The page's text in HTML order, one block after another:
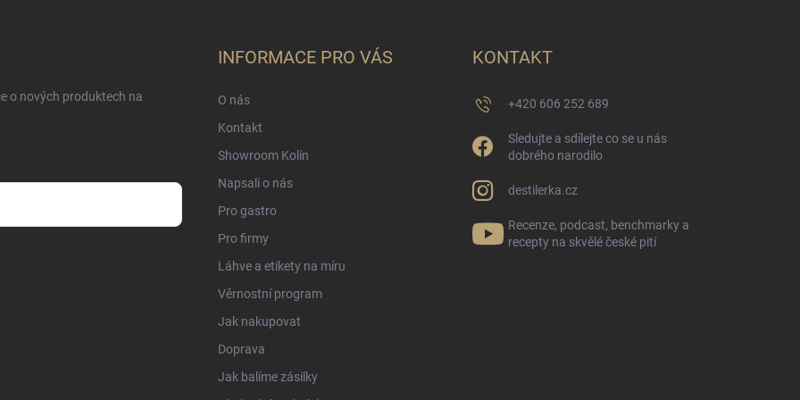
o nových produktech na
INFORMACE PRO VÁS
O nás
Kontakt
Showroom Kolín
Napsali o nás
Pro gastro
Pro firmy
Láhve a etikety na míru
Věrnostní program
Jak nakupovat
Doprava
Jak balíme zásilky
KONTAKT
+420 606 252 689
Sledujte a sdílejte co se u nás
dobrého narodilo
destilerka.cz
Recenze, podcast, benchmarky a
recepty na skvělé české pití